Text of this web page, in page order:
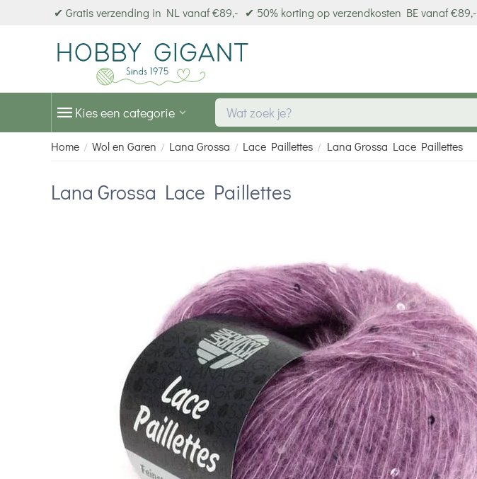
✔ Gratis verzending in NL vanaf €89,- ✔ 50% korting op verzendkosten BE vanaf €89,-
Kies een categorie
Home / Wol en Garen / Lana Grossa / Lace Paillettes / Lana Grossa Lace Paillettes
Lana Grossa Lace Paillettes